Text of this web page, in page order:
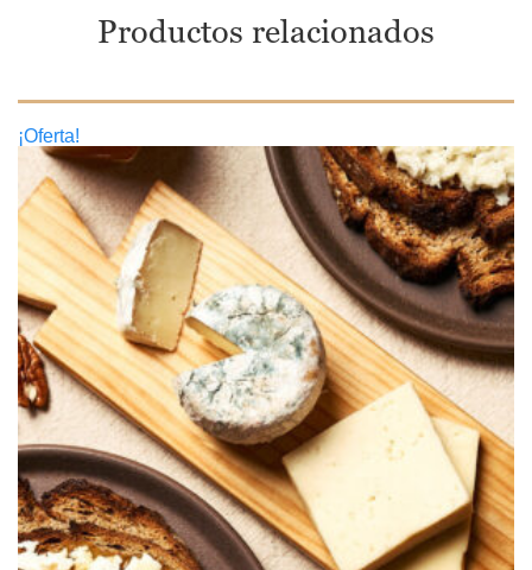
Productos relacionados
¡Oferta!